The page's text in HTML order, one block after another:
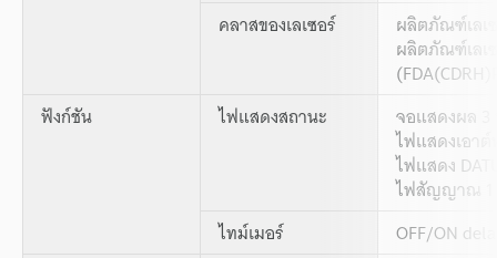
คลาสของเลเซอร์
ผลิตภัณฑ์เลเ
ผลิตภัณฑ์เลเ
ฟังก์ชัน
ไฟแสดงสถานะ จอแสดงผล 3
ไฟแสดงเอา
ไฟแสดง
ไฟสัญญาณ 1
ไทม์เมอร์
OFF/ON